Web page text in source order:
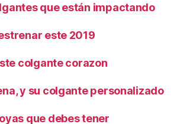
que están impactando
este 2019
colgante corazon
y su colgante personalizado
que debes tener